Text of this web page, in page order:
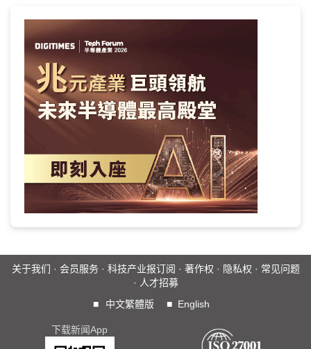
关于我们 · 会员服务· 科技产业报订阅 · 著作权 · 隐私权 · 常见问题
· 人才招募
■
中文繁體版 ■ English
下载新闻App